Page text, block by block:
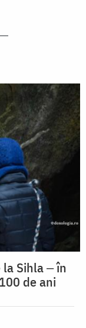
la Sihla ‒ în
de ani